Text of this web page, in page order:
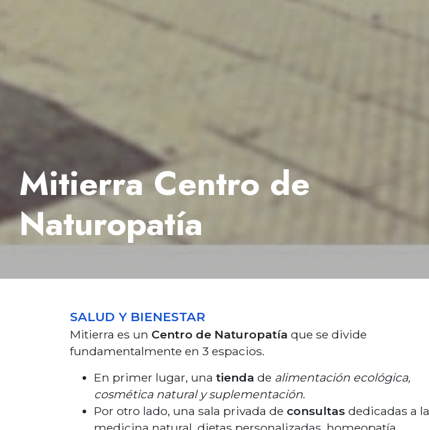
Mitierra Centro de
Naturopatía
SALUD Y BIENESTAR
Mitierra es un Centro de Naturopatía que se divide
fundamentalmente en 3 espacios.
En primer lugar, una tienda de alimentación ecológica,
cosmética natural y suplementación.
Por otro lado, una sala privada de consultas dedicadas a la